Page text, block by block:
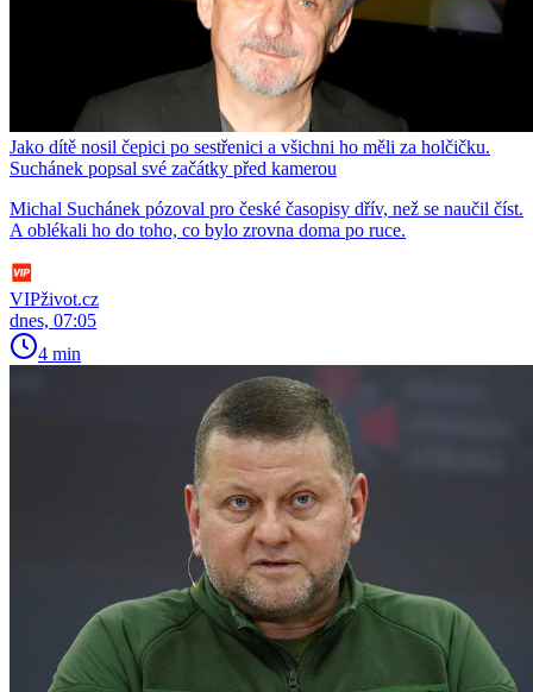
Jako dítě nosil čepici po sestřenici a všichni ho měli za holčičku.
Suchánek popsal své začátky před kamerou
Michal Suchánek pózoval pro české časopisy dřív, než se naučil číst.
A oblékali ho do toho, co bylo zrovna doma po ruce.
VIPživot.cz
dnes, 07:05
4 min